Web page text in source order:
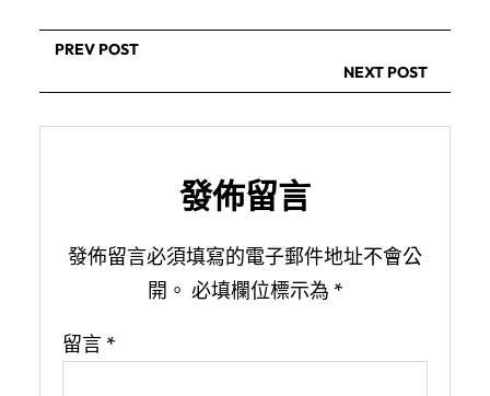
PREV POST
NEXT POST
發佈留言
發佈留言必須填寫的電子郵件地址不會公
開。 必填欄位標示為 *
留言 *